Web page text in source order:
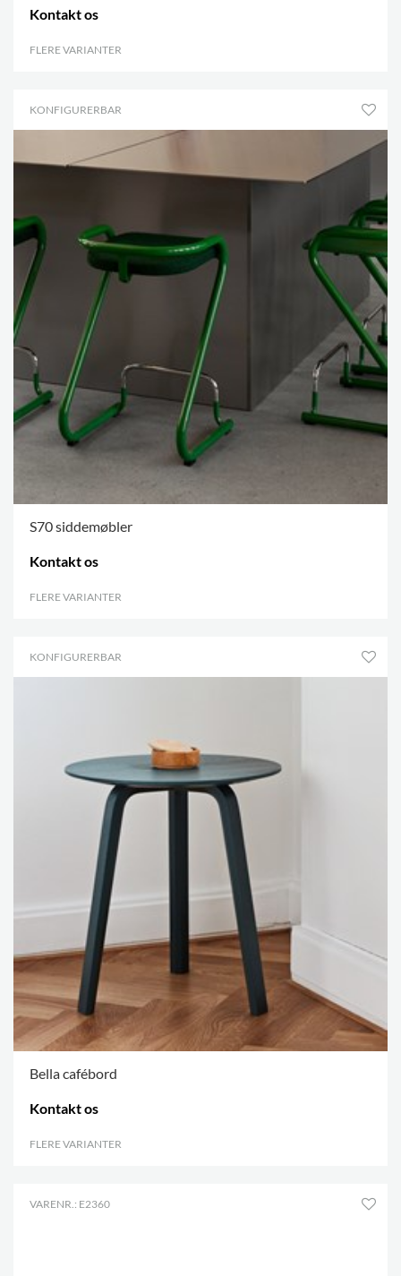
Kontakt os
FLERE VARIANTER
KONFIGURERBAR
S70 siddemøbler
Kontakt os
FLERE VARIANTER
KONFIGURERBAR
Bella cafébord
Kontakt os
FLERE VARIANTER
VARENR.: E2360